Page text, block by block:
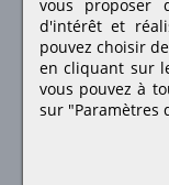
vous proposer
d'intérêt et
pouvez choisir
en cliquant sur
vous pouvez à
sur "Paramètres